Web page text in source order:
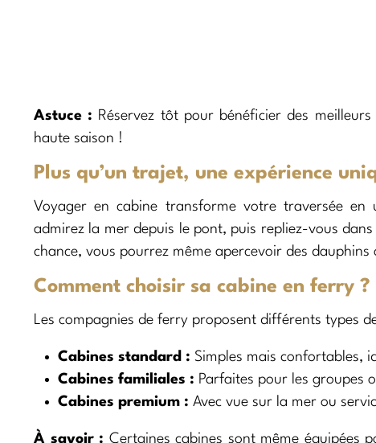
Astuce : Réservez tôt pour bénéficier des
haute saison !
Plus qu’un trajet, une expérience
Voyager en cabine transforme votre traversée
admirez la mer depuis le pont, puis repliez-vous
chance, vous pourrez même apercevoir des
Comment choisir sa cabine en ferry ?
Les compagnies de ferry proposent différents types
Cabines standard : Simples mais confortables,
Cabines familiales : Parfaites pour les groupes
Cabines premium : Avec vue sur la mer ou
À savoir : Certaines cabines sont même équipées